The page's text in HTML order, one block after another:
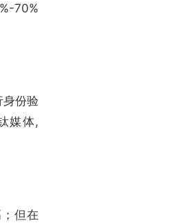
70%
份验
媒体,
但在